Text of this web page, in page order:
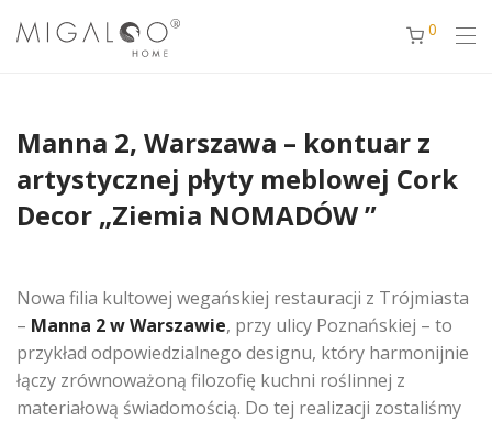
0
Manna 2, Warszawa – kontuar z
artystycznej płyty meblowej Cork
Decor „Ziemia NOMADÓW ”
Nowa filia kultowej wegańskiej restauracji z Trójmiasta
– Manna 2 w Warszawie, przy ulicy Poznańskiej – to
przykład odpowiedzialnego designu, który harmonijnie
łączy zrównoważoną filozofię kuchni roślinnej z
materiałową świadomością. Do tej realizacji zostaliśmy